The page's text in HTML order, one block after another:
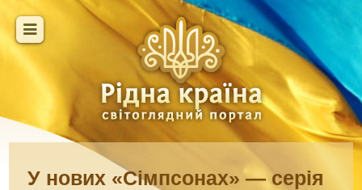
У нових «Сімпсонах» — серія